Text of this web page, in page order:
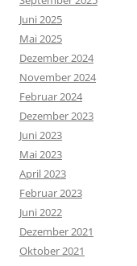
Juni 2025
Mai 2025
Dezember 2024
November 2024
Februar 2024
Dezember 2023
Juni 2023
Mai 2023
April 2023
Februar 2023
Juni 2022
Dezember 2021
Oktober 2021